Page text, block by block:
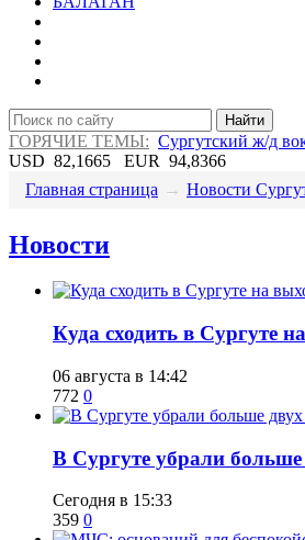
Найти
ГОРЯЧИЕ ТЕМЫ: Сургутский ж/д
USD 82,1665 EUR 94,8366
Главная страница → Новости
Новости
​Куда сходить в Сургуте
06 августа в 14:42
772 0
​В Сургуте убрали
Сегодня в 15:33
359 0